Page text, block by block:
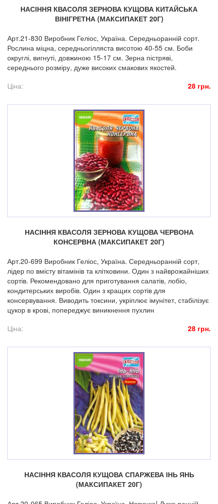
НАСІННЯ КВАСОЛЯ ЗЕРНОВА КУЩОВА КИТАЙСЬКА
ВІНІГРЕТНА (МАКСИПАКЕТ 20Г)
Арт.21-830 Виробник Геліос, Україна. Середньоранній сорт.
Рослина міцна, середньогілляста висотою 40-55 см. Боби
округлі, вигнуті, довжиною 15-17 см. Зерна пістряві,
середнього розміру, дуже високих смакових якостей.
Ціна:
28 грн.
НАСІННЯ КВАСОЛЯ ЗЕРНОВА КУЩОВА ЧЕРВОНА
КОНСЕРВНА (МАКСИПАКЕТ 20Г)
Арт.20-699 Виробник Геліос, Україна. Середньоранній сорт,
лідер по вмісту вітамінів та клітковини. Один з найврожайніших
сортів. Рекомендовано для приготування салатів, лобіо,
кондитерських виробів. Один з кращих сортів для
консервування. Виводить токсини, укріплює імунітет, стабілізує
цукор в крові, попереджує виникнення пухлин
Ціна:
28 грн.
НАСІННЯ КВАСОЛЯ КУЩОВА СПАРЖЕВА ІНЬ ЯНЬ
(МАКСИПАКЕТ 20Г)